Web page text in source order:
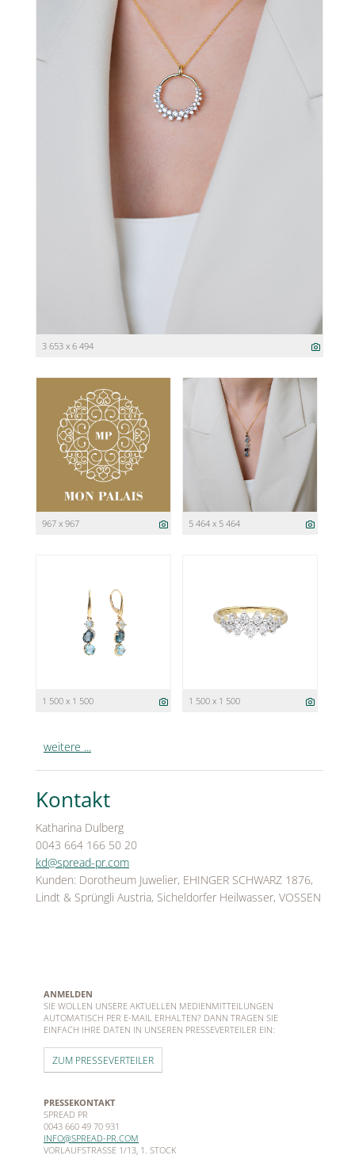
3 653 x 6 494
967 x 967 5 464 x 5 464
1 500 x 1 500 1 500 x 1 500
weitere ...
Kontakt
Katharina Dulberg
0043 664 166 50 20
kd@spread-pr.com
Kunden: Dorotheum Juwelier, EHINGER SCHWARZ 1876,
Lindt & Sprüngli Austria, Sicheldorfer Heilwasser, VOSSEN
ANMELDEN
SIE WOLLEN UNSERE AKTUELLEN MEDIENMITTEILUNGEN
AUTOMATISCH PER E-MAIL ERHALTEN? DANN TRAGEN SIE
EINFACH IHRE DATEN IN UNSEREN PRESSEVERTEILER EIN:
ZUM PRESSEVERTEILER
PRESSEKONTAKT
SPREAD PR
0043 660 49 70 931
INFO@SPREAD-PR.COM
VORLAUFSTRASSE 1/13, 1. STOCK